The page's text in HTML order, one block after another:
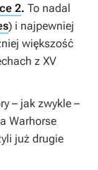
2. To nadal
) i najpewniej
większość
z XV
– jak zwykle –
Warhorse
już drugie